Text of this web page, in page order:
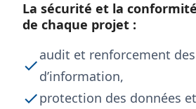
La sécurité et la
de chaque projet :
audit et renforcement
d’information,​
protection des données